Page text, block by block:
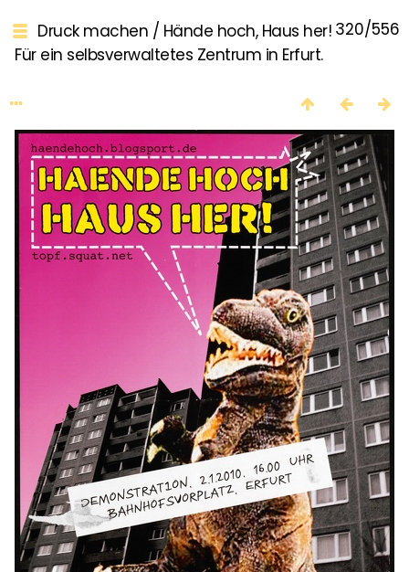
320/556
Druck machen / Hände hoch, Haus her!
Für ein selbsverwaltetes Zentrum in Erfurt.